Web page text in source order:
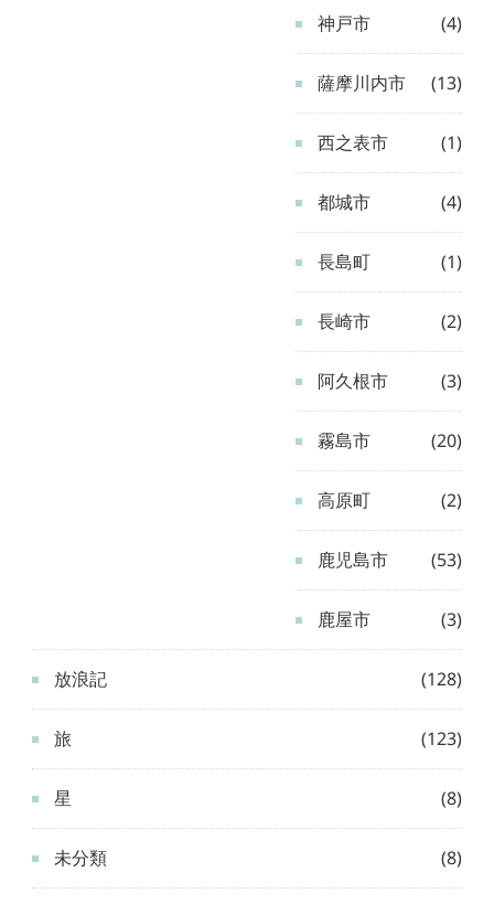
神戸市 (4)
薩摩川内市 (13)
西之表市 (1)
都城市 (4)
長島町 (1)
長崎市 (2)
阿久根市 (3)
霧島市 (20)
高原町 (2)
鹿児島市 (53)
鹿屋市 (3)
放浪記 (128)
旅 (123)
星 (8)
未分類 (8)